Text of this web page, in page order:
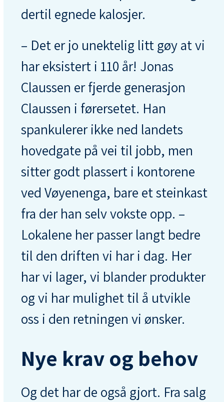
dertil egnede kalosjer.
– Det er jo unektelig litt gøy at vi
har eksistert i 110 år! Jonas
Claussen er fjerde generasjon
Claussen i førersetet. Han
spankulerer ikke ned landets
hovedgate på vei til jobb, men
sitter godt plassert i kontorene
ved Vøyenenga, bare et steinkast
fra der han selv vokste opp. –
Lokalene her passer langt bedre
til den driften vi har i dag. Her
har vi lager, vi blander produkter
og vi har mulighet til å utvikle
oss i den retningen vi ønsker.
Nye krav og behov
Og det har de også gjort. Fra salg